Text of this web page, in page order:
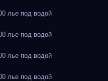
лье под водой
лье под водой
лье под водой
лье под водой